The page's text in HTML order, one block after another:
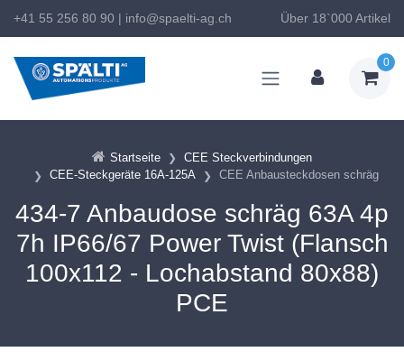
+41 55 256 80 90 | info@spaelti-ag.ch Über 18`000 Artikel
0
Startseite
CEE Steckverbindungen
CEE-Steckgeräte 16A-125A
CEE Anbausteckdosen schräg
434-7 Anbaudose schräg 63A 4p
7h IP66/67 Power Twist (Flansch
100x112 - Lochabstand 80x88)
PCE